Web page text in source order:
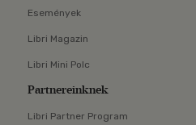
Események
Libri Magazin
Libri Mini Polc
Partnereinknek
Libri Partner Program